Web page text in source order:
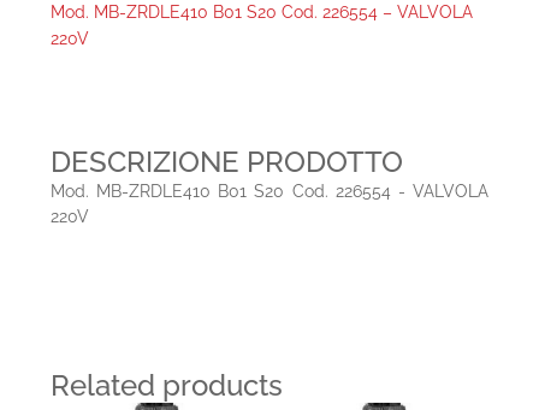
Mod. MB-ZRDLE410 B01 S20 Cod. 226554 – VALVOLA
220V
DESCRIZIONE PRODOTTO
Mod. MB-ZRDLE410 B01 S20 Cod. 226554 - VALVOLA
220V
Related products